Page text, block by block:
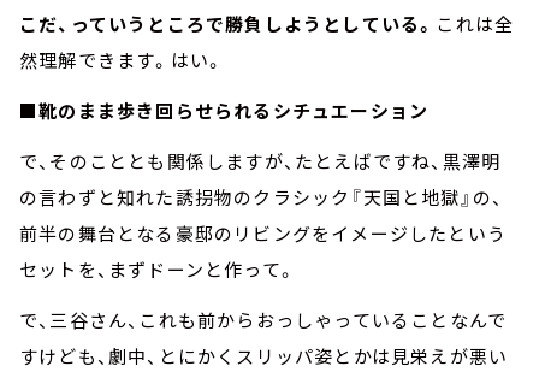
こだ、っていうところで勝負しようとしている。 これは全
然理解できます。はい。
■靴のまま歩き回らせられるシチュエーション
で、そのこととも関係しますが、たとえばですね、黒澤明
の言わずと知れた誘拐物のクラシック『天国と地獄』の、
前半の舞台となる豪邸のリビングをイメージしたという
セットを、まずドーンと作って。
で、三谷さん、これも前からおっしゃっていることなんで
すけども、劇中、とにかくスリッパ姿とかは見栄えが悪い